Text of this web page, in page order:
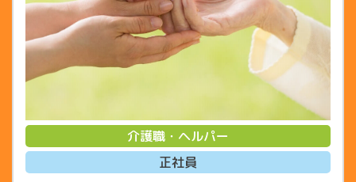
介護職・ヘルパー
正社員